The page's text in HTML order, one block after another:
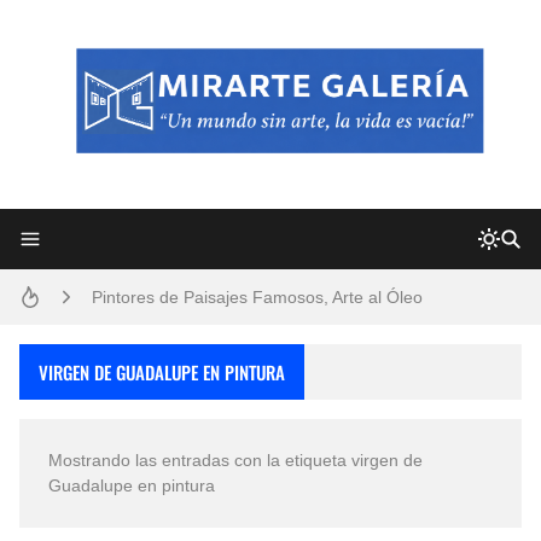
Pintores de Paisajes Famosos, Arte al Óleo
VIRGEN DE GUADALUPE EN PINTURA
Mostrando las entradas con la etiqueta virgen de
Guadalupe en pintura